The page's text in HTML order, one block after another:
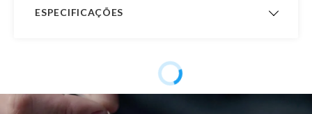
ESPECIFICAÇÕES
Fabricação
12 meses